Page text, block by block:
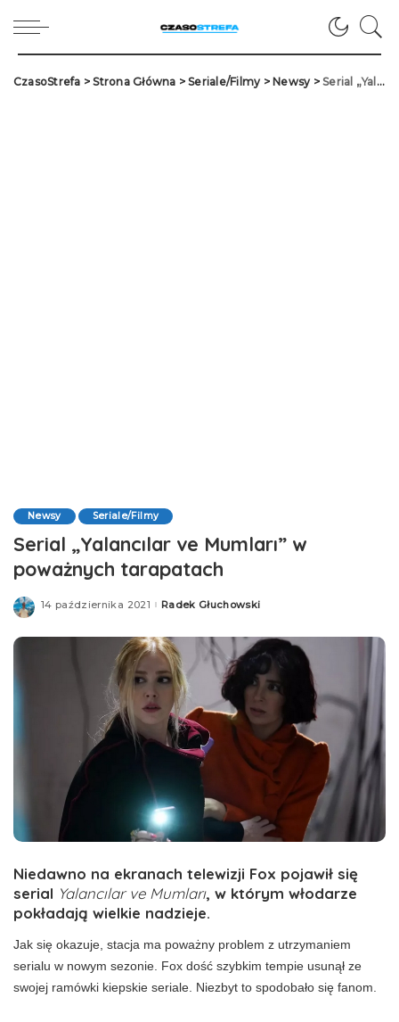
CzasoStrefa >Strona Główna >Seriale/Filmy> Newsy>Serial „Yalancılar ve Mumları” w poważnych tarapatach
Newsy Seriale/Filmy
Serial „Yalancılar ve Mumları” w
poważnych tarapatach
14 października 2021Posted
Radek Głuchowski
Niedawno na ekranach telewizji Fox pojawił się
serial Yalancılar ve Mumları, w którym włodarze
pokładają wielkie nadzieje.
Jak się okazuje, stacja ma poważny problem z utrzymaniem
serialu w nowym sezonie. Fox dość szybkim tempie usunął ze
swojej ramówki kiepskie seriale. Niezbyt to spodobało się fanom.